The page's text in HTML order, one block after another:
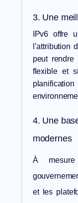
3. Une
IPv6 offre
l’attribution
peut
flexible et
4. Une
modernes
À
et les